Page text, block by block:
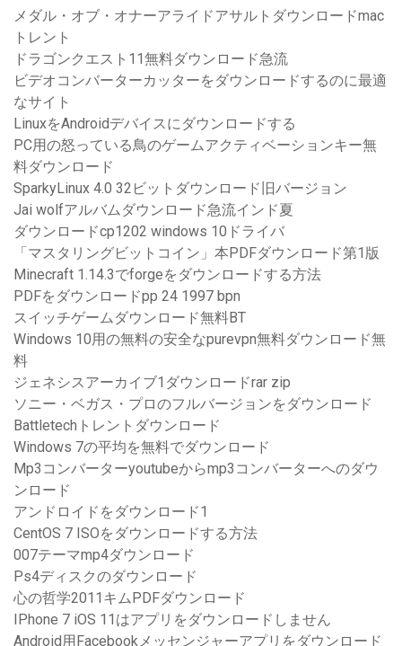
メダル・オブ・オナーアライドアサルトダウンロードmac
トレント
ドラゴンクエスト11無料ダウンロード急流
ビデオコンバーターカッターをダウンロードするのに最適
なサイト
LinuxをAndroidデバイスにダウンロードする
PC用の怒っている鳥のゲームアクティベーションキー無
料ダウンロード
SparkyLinux 4.0 32ビットダウンロード旧バージョン
Jai wolfアルバムダウンロード急流インド夏
ダウンロードcp1202 windows 10ドライバ
「マスタリングビットコイン」本PDFダウンロード第1版
Minecraft 1.14.3でforgeをダウンロードする方法
PDFをダウンロードpp 24 1997 bpn
スイッチゲームダウンロード無料BT
Windows 10用の無料の安全なpurevpn無料ダウンロード無
料
ジェネシスアーカイブ1ダウンロードrar zip
ソニー・ベガス・プロのフルバージョンをダウンロード
Battletechトレントダウンロード
Windows 7の平均を無料でダウンロード
Mp3コンバーターyoutubeからmp3コンバーターへのダウ
ンロード
アンドロイドをダウンロード1
CentOS 7 ISOをダウンロードする方法
007テーマmp4ダウンロード
Ps4ディスクのダウンロード
心の哲学2011キムPDFダウンロード
IPhone 7 iOS 11はアプリをダウンロードしません
Android用Facebookメッセンジャーアプリをダウンロード